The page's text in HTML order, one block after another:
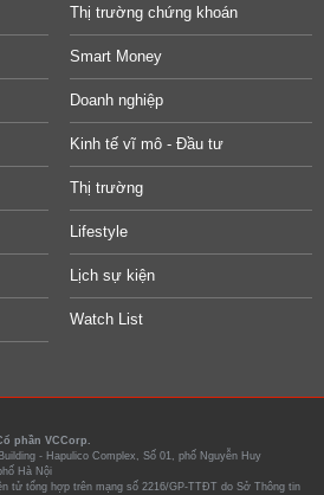
Thị trường chứng khoán
Smart Money
Doanh nghiệp
Kinh tế vĩ mô - Đầu tư
Thị trường
Lifestyle
Lịch sự kiện
Watch List
phần VCCorp.
- Hapulico Complex, Số 01, phố Nguyễn Huy
Hà Nội
tử tổng hợp trên mạng số 2216/GP-TTĐT do Sở Thông tin